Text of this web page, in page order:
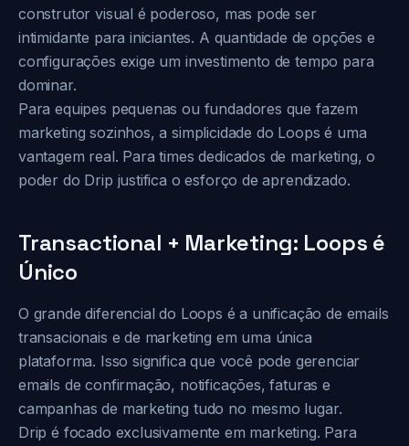
construtor visual é poderoso, mas pode ser
intimidante para iniciantes. A quantidade de opções e
configurações exige um investimento de tempo para
dominar.
Para equipes pequenas ou fundadores que fazem
marketing sozinhos, a simplicidade do Loops é uma
vantagem real. Para times dedicados de marketing, o
poder do Drip justifica o esforço de aprendizado.
Transactional + Marketing: Loops é
Único
O grande diferencial do Loops é a unificação de emails
transacionais e de marketing em uma única
plataforma. Isso significa que você pode gerenciar
emails de confirmação, notificações, faturas e
campanhas de marketing tudo no mesmo lugar.
Drip é focado exclusivamente em marketing. Para